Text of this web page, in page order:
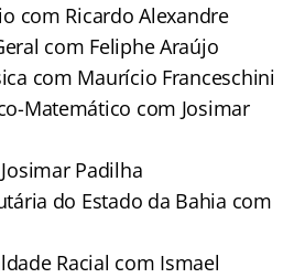
com Ricardo Alexandre
com Feliphe Araújo
com Maurício Franceschini
Matemático com Josimar
Padilha
do Estado da Bahia com
Racial com Ismael